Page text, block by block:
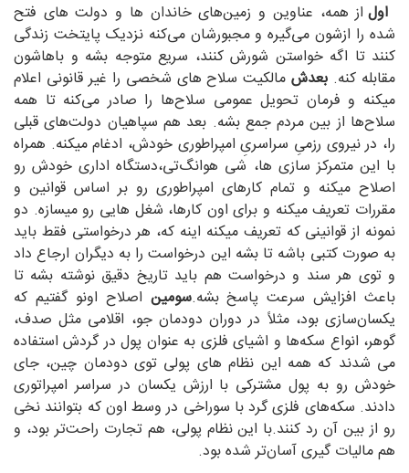
اولاز همه، عناوین و زمین‌های خاندان ها و دولت های فتح
شده را ازشون می‌گیره و مجبورشان می‌کنه نزدیک پایتخت زندگی
کنند تا اگه خواستن شورش کنند، سریع متوجه بشه و باهاشون
مقابله کنه. بعدشمالکیت سلاح های شخصی را غیر قانونی اعلام
میکنه و فرمان تحویل عمومی سلاح‌ها را صادر می‌کنه تا همه
سلاح‌ها از بین مردم جمع بشه. بعد هم سپاهیان دولت‌های قبلی
را، در نیروی رزمیِ سراسریِ امپراطوری خودش، ادغام میکنه. همراه
با این متمرکز سازی ها، شی هوانگ‌تی،دستگاه اداری خودش رو
اصلاح میکنه و تمام کارهای امپراطوری رو بر اساس قوانین و
مقررات تعریف میکنه و برای اون کارها، شغل هایی رو میسازه. دو
نمونه از قوانینی که تعریف میکنه اینه که، هر درخواستی فقط باید
به صورت کتبی باشه تا بشه این درخواست را به دیگران ارجاع داد
و توی هر سند و درخواست هم باید تاریخ دقیق نوشته بشه تا
باعث افزایش سرعت پاسخ بشه.سومیناصلاح اونو گفتیم که
یکسان‌سازی بود، مثلاً در دوران دودمان جو، اقلامی مثل صدف،
گوهر، انواع سکه‌ها و اشیای فلزی به عنوان پول در گردش استفاده
می شدند که همه این نظام های پولی توی دودمان چین، جای
خودش رو به پول مشترکی با ارزش یکسان در سراسر امپراتوری
دادند. سکه‌های فلزی گرد با سوراخی در وسط اون که بتوانند نخی
رو از بین آن رد کنند.با این نظام پولی، هم تجارت راحت‌تر بود، و
هم مالیات گیری آسان‌تر شده بود.